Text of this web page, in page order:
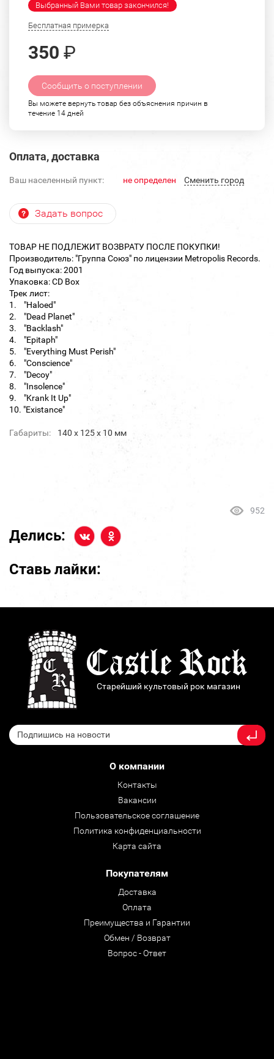
Выбранный Вами товар закончился!
Бесплатная примерка
350 ₽
Сообщить о поступлении
Вы можете вернуть товар без объяснения причин в
течение 14 дней
Оплата, доставка
Ваш населенный пункт: не определен Cменить город
Задать вопрос
ТОВАР НЕ ПОДЛЕЖИТ ВОЗВРАТУ ПОСЛЕ ПОКУПКИ!
Производитель: "Группа Союз" по лицензии Metropolis Records.
Год выпуска: 2001
Упаковка: CD Box
Трек лист:
1. "Haloed"
2. "Dead Planet"
3. "Backlash"
4. "Epitaph"
5. "Everything Must Perish"
6. "Conscience"
7. "Decoy"
8. "Insolence"
9. "Krank It Up"
10. "Existance"
Габариты: 140 х 125 х 10 мм
952
Делись:
Ставь лайки:
Старейший культовый рок магазин
О компании
Контакты
Вакансии
Пользовательское соглашение
Политика конфиденциальности
Карта сайта
Покупателям
Доставка
Оплата
Преимущества и Гарантии
Обмен / Возврат
Вопрос - Ответ